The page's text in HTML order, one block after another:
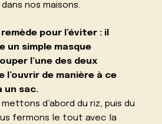
nos maisons.
pour l’éviter : il
un simple masque
l’une des deux
de manière à ce
un sac.
d’abord du riz, puis du
fermons le tout avec la